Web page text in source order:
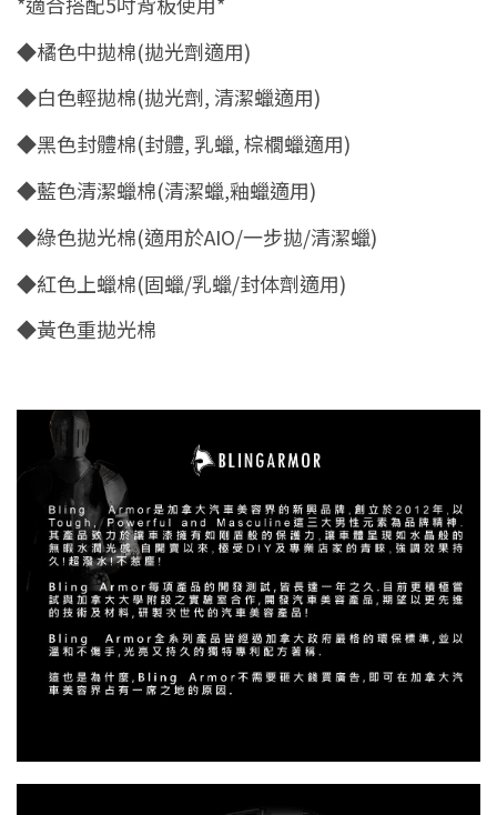
◆橘色中拋棉(拋光劑適用)
◆白色輕拋棉(拋光劑, 清潔蠟適用)
◆黑色封體棉(封體, 乳蠟, 棕櫚蠟適用)
◆藍色清潔蠟棉(清潔蠟,釉蠟適用)
◆綠色拋光棉(適用於AIO/一步拋/清潔蠟)
◆紅色上蠟棉(固蠟/乳蠟/封体劑適用)
◆黃色重拋光棉